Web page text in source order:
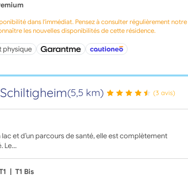
dans l'immédiat. Pensez à consulter régulièrement notre
les nouvelles disponibilités de cette résidence.
physique
(5,5 km) (3 avis)
lac et d’un parcours de santé, elle est complètement
Le…
| T1 Bis